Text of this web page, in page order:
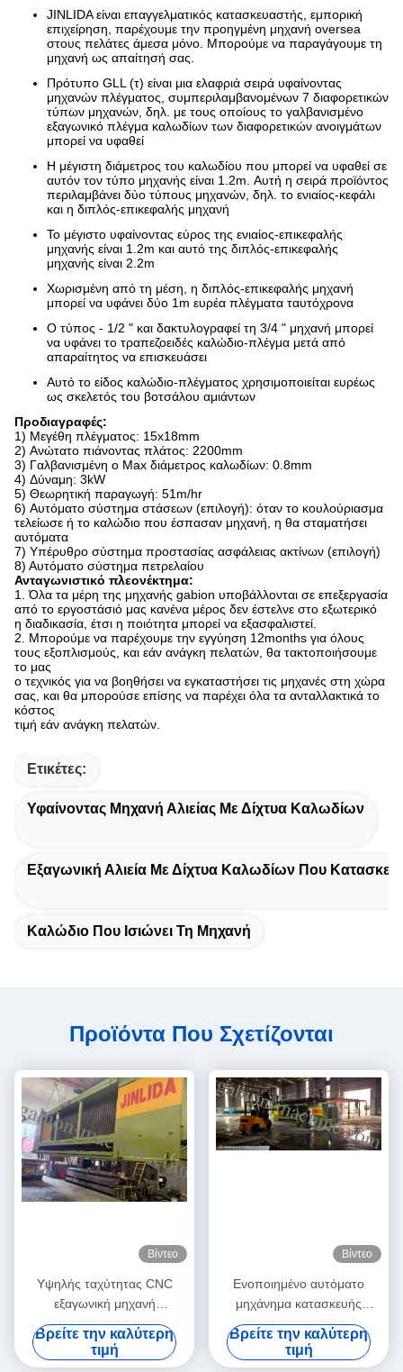
JINLIDA είναι επαγγελματικός κατασκευαστής, εμπορική
επιχείρηση, παρέχουμε την προηγμένη μηχανή oversea
στους πελάτες άμεσα μόνο. Μπορούμε να παραγάγουμε τη
μηχανή ως απαίτησή σας.
Πρότυπο GLL (τ) είναι μια ελαφριά σειρά υφαίνοντας
μηχανών πλέγματος, συμπεριλαμβανομένων 7 διαφορετικών
τύπων μηχανών, δηλ. με τους οποίους το γαλβανισμένο
εξαγωνικό πλέγμα καλωδίων των διαφορετικών ανοιγμάτων
μπορεί να υφαθεί
Η μέγιστη διάμετρος του καλωδίου που μπορεί να υφαθεί σε
αυτόν τον τύπο μηχανής είναι 1.2m. Αυτή η σειρά προϊόντος
περιλαμβάνει δύο τύπους μηχανών, δηλ. το ενιαίος-κεφάλι
και η διπλός-επικεφαλής μηχανή
Το μέγιστο υφαίνοντας εύρος της ενιαίος-επικεφαλής
μηχανής είναι 1.2m και αυτό της διπλός-επικεφαλής
μηχανής είναι 2.2m
Χωρισμένη από τη μέση, η διπλός-επικεφαλής μηχανή
μπορεί να υφάνει δύο 1m ευρέα πλέγματα ταυτόχρονα
Ο τύπος - 1/2 " και δακτυλογραφεί τη 3/4 " μηχανή μπορεί
να υφάνει το τραπεζοειδές καλώδιο-πλέγμα μετά από
απαραίτητος να επισκευάσει
Αυτό το είδος καλώδιο-πλέγματος χρησιμοποιείται ευρέως
ως σκελετός του βοτσάλου αμιάντων
Προδιαγραφές:
1) Μεγέθη πλέγματος: 15x18mm
2) Ανώτατο πιάνοντας πλάτος: 2200mm
3) Γαλβανισμένη ο Max διάμετρος καλωδίων: 0.8mm
4) Δύναμη: 3kW
5) Θεωρητική παραγωγή: 51m/hr
6) Αυτόματο σύστημα στάσεων (επιλογή): όταν το κουλούριασμα
τελείωσε ή το καλώδιο που έσπασαν μηχανή, η θα σταματήσει
αυτόματα
7) Υπέρυθρο σύστημα προστασίας ασφάλειας ακτίνων (επιλογή)
8) Αυτόματο σύστημα πετρελαίου
Ανταγωνιστικό πλεονέκτημα:
1. Όλα τα μέρη της μηχανής gabion υποβάλλονται σε επεξεργασία
από το εργοστάσιό μας κανένα μέρος δεν έστελνε στο εξωτερικό
η διαδικασία, έτσι η ποιότητα μπορεί να εξασφαλιστεί.
2. Μπορούμε να παρέχουμε την εγγύηση 12months για όλους
τους εξοπλισμούς, και εάν ανάγκη πελατών, θα τακτοποιήσουμε
το μας
ο τεχνικός για να βοηθήσει να εγκαταστήσει τις μηχανές στη χώρα
σας, και θα μπορούσε επίσης να παρέχει όλα τα ανταλλακτικά το
κόστος
τιμή εάν ανάγκη πελατών.
Ετικέτες:
Υφαίνοντας Μηχανή Αλιείας Με Δίχτυα Καλωδίων
Εξαγωνική Αλιεία Με Δίχτυα Καλωδίων Που
Καλώδιο Που Ισιώνει Τη Μηχανή
Προϊόντα Που Σχετίζονται
Βίντεο
Υψηλής ταχύτητας CNC
εξαγωνική μηχανή
συρματοπλέγματος JINLIDA
Gabion Mesh Machine
Manufacturer
Βρείτε την καλύτερη
τιμή
Βίντεο
Ενοποιημένο αυτόματο
μηχάνημα κατασκευής
κλουβιών γαβιονίου:
βιομηχανική γραμμή
συναρμολόγησης για την
Βρείτε την καλύτερη
τιμή